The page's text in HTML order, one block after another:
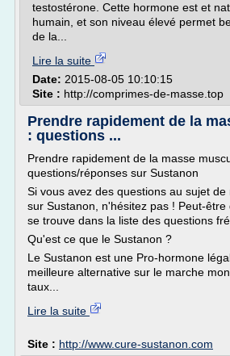
testostérone. Cette hormone est et
humain, et son niveau élevé permet
de la...
Lire la suite
Date: 2015-08-05 10:10:15
Site : http://comprimes-de-masse.top
Prendre rapidement de la
: questions ...
Prendre rapidement de la masse
questions/réponses sur Sustanon
Si vous avez des questions au sujet de
sur Sustanon, n'hésitez pas ! Peut-être
se trouve dans la liste des questions
Qu'est ce que le Sustanon ?
Le Sustanon est une Pro-hormone
meilleure alternative sur le marche
taux...
Lire la suite
Site : http://www.cure-sustanon.com